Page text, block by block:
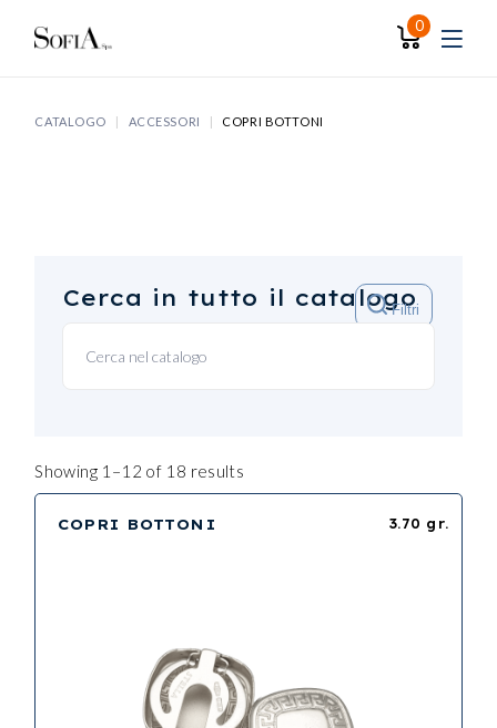
0
CATALOGO ACCESSORI COPRI BOTTONI
Cerca in tutto il catalogo
Filtri
Showing 1–12 of 18 results
3.70 gr.
COPRI BOTTONI